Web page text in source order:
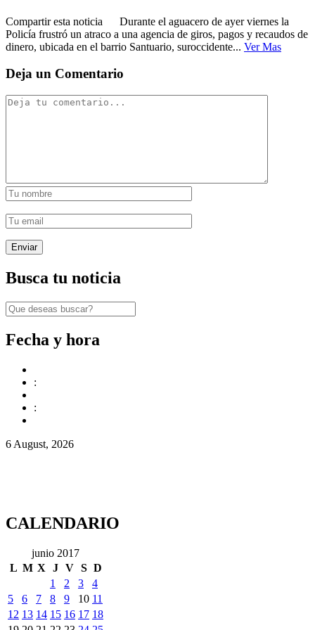
Compartir esta noticia Durante el aguacero de ayer viernes la
Policía frustró un atraco a una agencia de giros, pagos y recaudos de
dinero, ubicada en el barrio Santuario, suroccidente... Ver Mas
Deja un Comentario
Busca tu noticia
Fecha y hora
:
:
6 August, 2026
CALENDARIO
junio 2017
L M X J V S D
1
2 3
4
5
6 7 8 9 10 11
12 13 14 15 16 17 18